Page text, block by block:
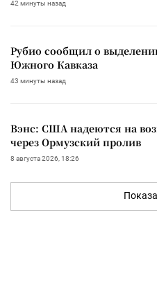
42 минуты назад
Рубио сообщил о
Южного Кавказа
43 минуты назад
Вэнс: США надеются на
через Ормузский пролив
8 августа 2026, 18:26